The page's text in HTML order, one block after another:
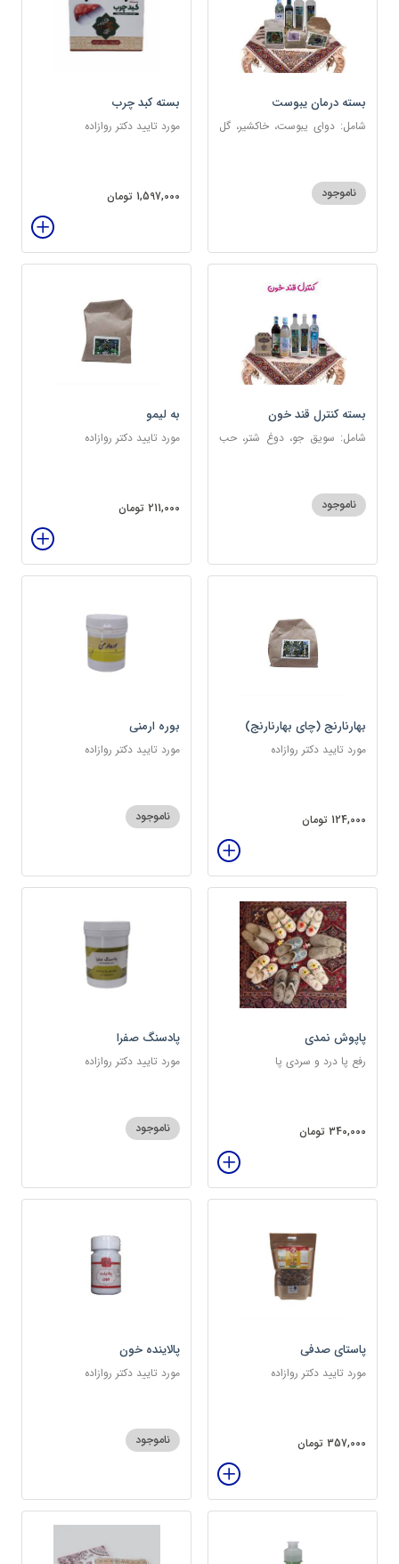
بسته درمان یبوست
شامل: دوای یبوست، خاکشیر، گل
ناموجود
بسته کبد چرب
مورد تایید دکتر روازاده
1,597,000 تومان
بسته کنترل قند خون
شامل: سویق جو، دوغ شتر، حب
عسلی-عنصلی
ناموجود
به لیمو
مورد تایید دکتر روازاده
211,000 تومان
بهارنارنج (چای بهارنارنج)
مورد تایید دکتر روازاده
124,000 تومان
بوره ارمنی
مورد تایید دکتر روازاده
ناموجود
پاپوش نمدی
رفع پا درد و سردی پا
340,000 تومان
پادسنگ صفرا
مورد تایید دکتر روازاده
ناموجود
پاستای صدفی
مورد تایید دکتر روازاده
357,000 تومان
پالاینده خون
مورد تایید دکتر روازاده
ناموجود